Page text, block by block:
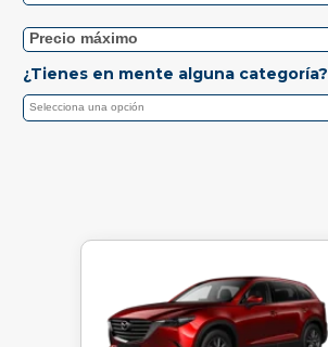
¿Tienes en mente alguna categoría?